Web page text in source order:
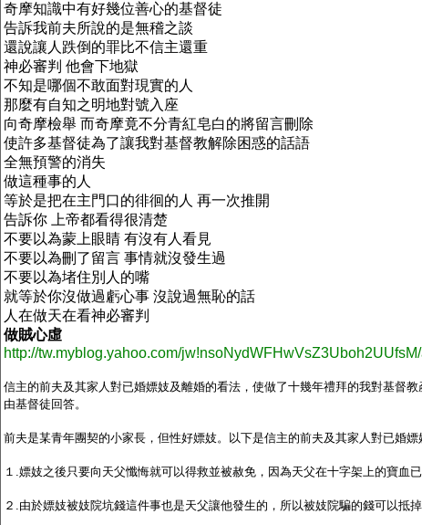
奇摩知識中有好幾位善心的基督徒
告訴我前夫所說的是無稽之談
還說讓人跌倒的罪比不信主還重
神必審判 他會下地獄
不知是哪個不敢面對現實的人
那麼有自知之明地對號入座
向奇摩檢舉 而奇摩竟不分青紅皂白的將留言刪除
使許多基督徒為了讓我對基督教解除困惑的話語
全無預警的消失
做這種事的人
等於是把在主門口的徘徊的人 再一次推開
告訴你
上帝都看得很清楚
不要以為蒙上眼睛 有沒有人看見
不要以為刪了留言 事情就沒發生過
不要以為堵住別人的嘴
就等於你沒做過虧心事 沒說過無恥的話
人在做天在看神必審判
做賊心虛
http://tw.myblog.yahoo.com/
信主的前夫及其家人對已婚嫖妓及離婚的看法，使做了十幾年禮拜的我對基督
由基督徒回答。
前夫是某青年團契的小家長，但性好嫖妓。以下是信主的前夫及其家人對已婚嫖
１ .嫖妓之後只要向天父懺悔就可以得救並被赦免，因為天父在十字架上的寶血已
２ .由於嫖妓被妓院坑錢這件事也是天父讓他發生的，所以被妓院騙的錢可以抵掉